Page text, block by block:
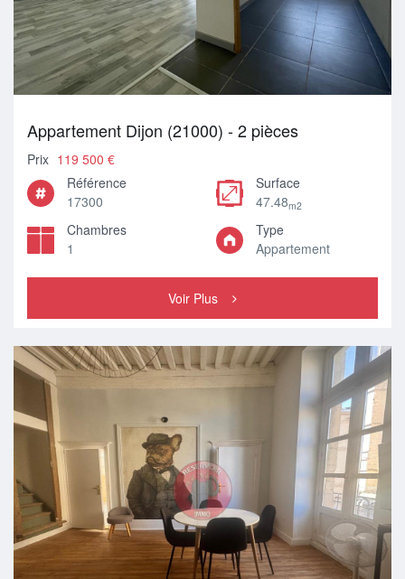
Appartement Dijon (21000) - 2 pièces
Prix 119 500 €
Référence
17300
Surface
47.48m2
Chambres
1
Type
Appartement
Voir Plus